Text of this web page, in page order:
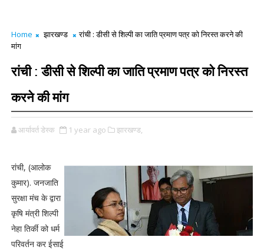
Home झारखण्ड
रांची : डीसी से शिल्पी का जाति प्रमाण पत्र को निरस्त करने की
मांग
रांची : डीसी से शिल्पी का जाति प्रमाण पत्र को निरस्त
करने की मांग
आर्यावर्त डेस्क 1 year ago झारखण्ड,
रांची, (आलोक
कुमार). जनजाति
सुरक्षा मंच के द्वारा
कृषि मंत्री शिल्पी
नेहा तिर्की को धर्म
परिवर्तन कर ईसाई